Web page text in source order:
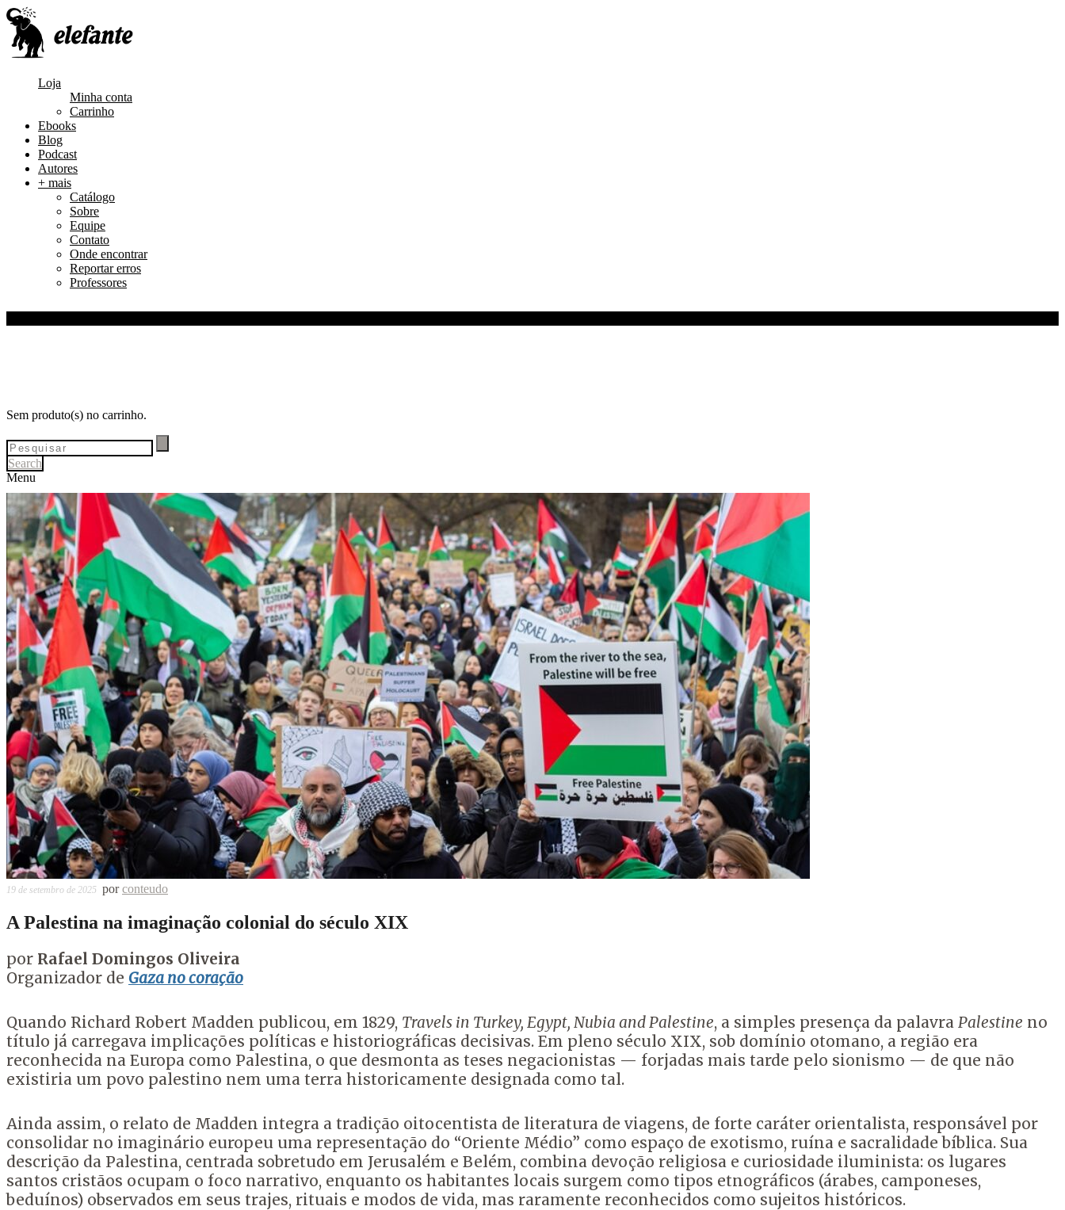
Loja
Minha conta
Carrinho
Ebooks
Blog
Podcast
Autores
+ mais
Catálogo
Sobre
Equipe
Contato
Onde encontrar
Reportar erros
Professores
Sem produto(s) no carrinho.
Search
Menu
19 de setembro de 2025 porconteudo
A Palestina na imaginação colonial do século XIX
por Rafael Domingos Oliveira
Organizador de Gaza no coração
Quando Richard Robert Madden publicou, em 1829, Travels in Turkey, Egypt, Nubia and Palestine, a simples presença da palavra Palestine no
título já carregava implicações políticas e historiográficas decisivas. Em pleno século XIX, sob domínio otomano, a região era
reconhecida na Europa como Palestina, o que desmonta as teses negacionistas — forjadas mais tarde pelo sionismo — de que não
existiria um povo palestino nem uma terra historicamente designada como tal.
Ainda assim, o relato de Madden integra a tradição oitocentista de literatura de viagens, de forte caráter orientalista, responsável por
consolidar no imaginário europeu uma representação do “Oriente Médio” como espaço de exotismo, ruína e sacralidade bíblica. Sua
descrição da Palestina, centrada sobretudo em Jerusalém e Belém, combina devoção religiosa e curiosidade iluminista: os lugares
santos cristãos ocupam o foco narrativo, enquanto os habitantes locais surgem como tipos etnográficos (árabes, camponeses,
beduínos) observados em seus trajes, rituais e modos de vida, mas raramente reconhecidos como sujeitos históricos.